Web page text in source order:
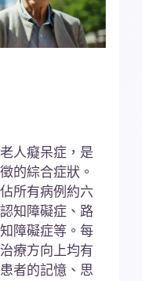
人癡呆症，是
的綜合症狀。
所有病例約六
知障礙症、路
障礙症等。每
療方向上均有
者的記憶、思